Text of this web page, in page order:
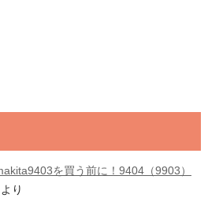
を買う前に！9404（9903）
より